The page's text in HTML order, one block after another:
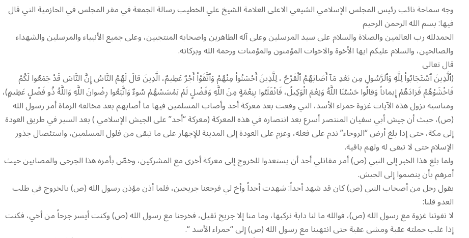
وجه سماحة نائب رئيس المجلس الإسلامي الشيعي الاعلى العلامة الشيخ علي الخطيب رسالة الجمعة في مقر المجلس في الحازمية التي قال
فيها: بسم الله الرحمن الرحيم
الحمدلله رب العالمين والصلاة والسلام على سيد المرسلين وعلى آله الطاهرين واصحابه المنتجبين، وعلى جميع الأنبياء والمرسلين والشهداء
والصالحين، والسلام عليكم ايها الأخوة والاخوات المؤمنون والمؤمنات ورحمة الله وبركاته.
قال تعالى
(ٱلَّذِينَ ٱسْتَجَابُواْ لِلَّهِ وَٱلرَّسُولِ مِن بَعْدِ مَآ أَصَابَهُمُ ٱلْقَرْحُ ، لِلَّذِينَ أَحْسَنُواْ مِنْهُمْ وَٱتَّقَوْاْ أَجْرٌ عَظِيمٌ، الَّذِينَ قالَ لَهُمُ النَّاسُ إِنَّ النَّاسَ قَدْ جَمَعُوا لَكُمْ
فَاخْشَوْهُمْ فَزادَهُمْ إِيماناً وَقالُوا حَسْبُنَا اللَّهُ وَنِعْمَ الْوَكِيلُ، فَانْقَلَبُوا بِنِعْمَةٍ مِنَ اللَّهِ وَفَضْلٍ لَمْ يَمْسَسْهُمْ سُوءٌ وَاتَّبَعُوا رِضْوانَ اللَّهِ وَاللَّهُ ذُو فَضْلٍ عَظِيمٍ)،
ومناسبة نزول هذه الآيات غزوة حمراء الأسد، التي وقعت بعد معركة أحد وأصاب المسلمين فيها ما أصابهم بعد مخالفة الرماة أمر رسول الله
(ص)، حيث أن جيش أبي سفيان المنتصر أسرع بعد انتصاره في هذه المعركة (معركة “أحد” على الجيش الإسلامي ) بعد السير في طريق العودة
إلى مكة، حتى إذا بلغ أرض “الروحاء” ندم على فعله، وعزم على العودة إلى المدينة للإجهاز على ما تبقى من فلول المسلمين، واستئصال جذور
الإسلام حتى لا تبقى له ولهم باقية.
ولما بلغ هذا الخبر إلى النبي (ص) أمر مقاتلي أحد أن يستعدوا للخروج إلى معركة أخرى مع المشركين، وخصّ بأمره هذا الجرحى والمصابين حيث
أمرهم بأن ينضموا إلى الجيش.
يقول رجل من أصحاب النبي (ص) كان قد شهد أحداً: شهدت أحداً وأخ لي فرجعنا جريحين، فلما أذن مؤذن رسول الله (ص) بالخروج في طلب
العدو قلنا:
لا تفوتنا غزوة مع رسول الله (ص)، فوالله ما لنا دابة نركبها، وما منا إلا جريح ثقيل، فخرجنا مع رسول الله (ص) وكنت أيسر جرحاً من أخي، فكنت
إذا غلب حملته عقبة ومشى عقبة حتى انتهينا مع رسول الله (ص) إلى “حمراء الأسد “.